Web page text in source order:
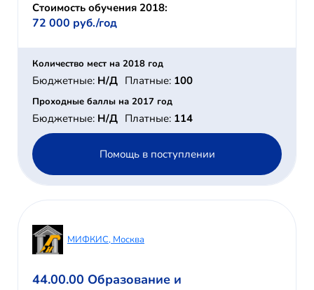
Стоимость обучения 2018:
72 000 руб./год
Количество мест на 2018 год
Бюджетные: Н/Д Платные: 100
Проходные баллы на 2017 год
Бюджетные: Н/Д Платные: 114
Помощь в поступлении
МИФКИС, Москва
44.00.00 Образование и